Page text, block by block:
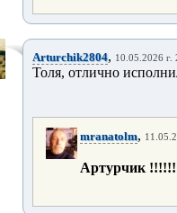
Arturchik2804, 10.05.2026 г.
Толя, отлично
mranatolm,
Артурчик